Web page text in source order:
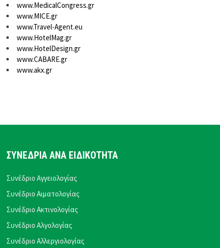
www.MedicalCongress.gr
www.MICE.gr
www.Travel-Agent.eu
www.HotelMag.gr
www.HotelDesign.gr
www.CABARE.gr
www.akx.gr
ΣΥΝΕΔΡΙΑ ΑΝΑ ΕΙΔΙΚΟΤΗΤΑ
Συνέδριο Αγγειολογίας
Συνέδριο Αιματολογίας
Συνέδριο Ακτινολογίας
Συνέδριο Αλγολογίας
Συνέδριο Αλλεργιολογίας